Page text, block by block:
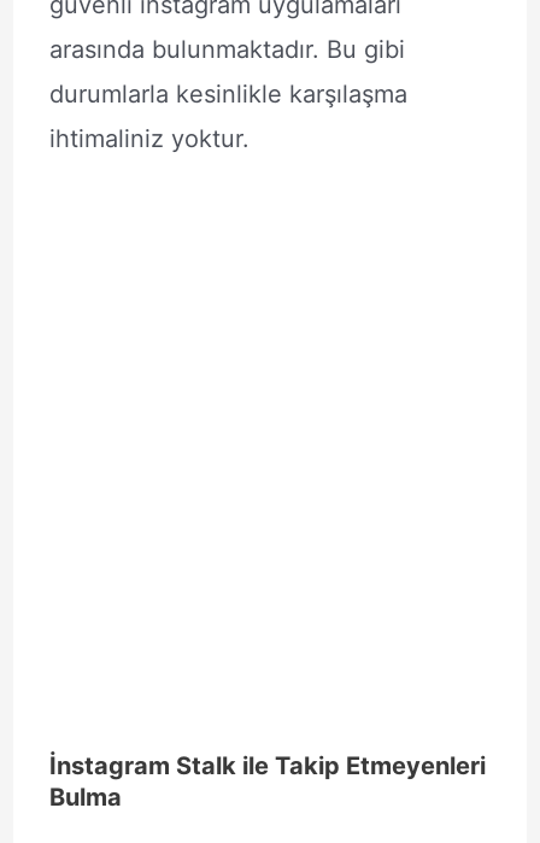
arasında bulunmaktadır. Bu gibi
durumlarla kesinlikle karşılaşma
ihtimaliniz yoktur.
İnstagram Stalk ile Takip Etmeyenleri
Bulma